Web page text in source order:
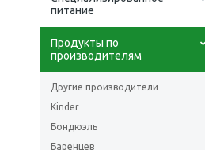
питание
Продукты по
производителям
Другие производители
Kinder
Бондюэль
Баренцев